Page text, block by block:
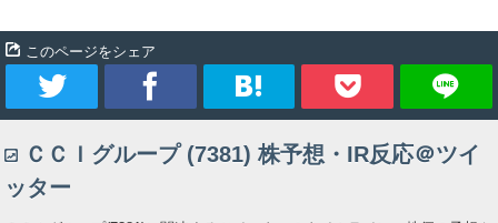
このページをシェア
ッ
ＣＣＩグループ (7381) 株予想・IR反応＠ツイ
ッター